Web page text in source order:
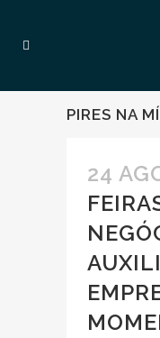
PIRES NA
24